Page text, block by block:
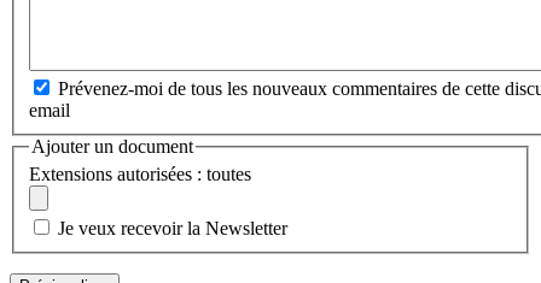
Prévenez-moi de tous les nouveaux commentaires de cette
email
Ajouter un document
Extensions autorisées : toutes
Je veux recevoir la Newsletter